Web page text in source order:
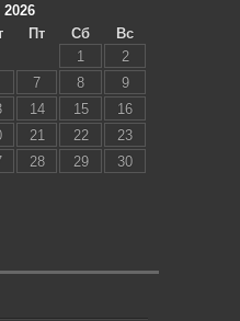
2026
Пт Сб
Вс
1
2
7 8
9
14 15
16
21 22
23
28 29
30